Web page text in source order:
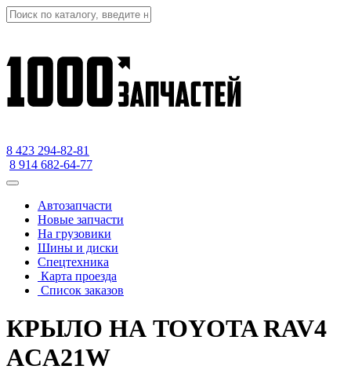
8 423 294-82-81
8 914 682-64-77
Автозапчасти
Новые запчасти
На грузовики
Шины и диски
Спецтехника
Карта проезда
Список заказов
КРЫЛО НА TOYOTA RAV4
ACA21W